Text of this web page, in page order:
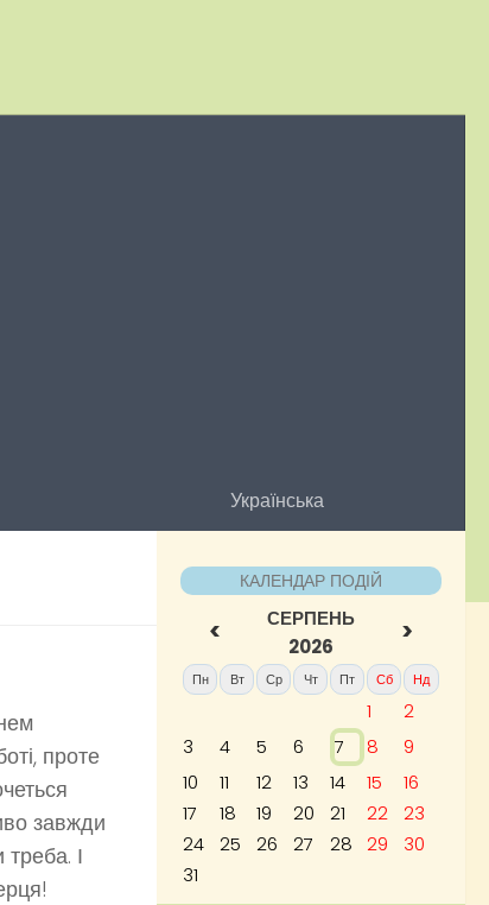
Українська
проте
завжди
І
КАЛЕНДАР ПОДІЙ
<
СЕРПЕНЬ
2026
>
Пн Вт Ср Чт Пт Сб Нд
1
2
3
4 5 6 7 8
9
10
11 12 13 14 15
16
17
18 19 20 21 22
23
24
25 26 27 28 29
30
31